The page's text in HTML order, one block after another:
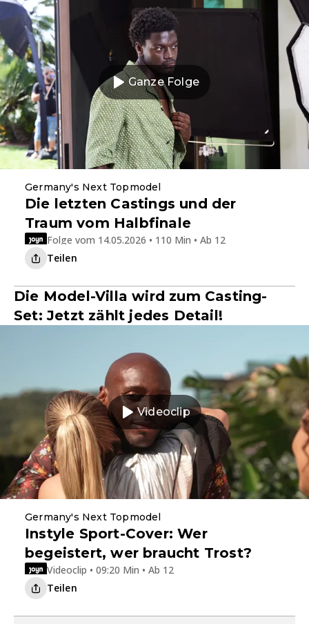
Ganze Folge
Germany's Next Topmodel
Die letzten Castings und der
Traum vom Halbfinale
Folge vom 14.05.2026 • 110 Min • Ab 12
Teilen
Die Model-Villa wird zum Casting-
Set: Jetzt zählt jedes Detail!
Videoclip
Germany's Next Topmodel
Instyle Sport-Cover: Wer
begeistert, wer braucht Trost?
Videoclip • 09:20 Min • Ab 12
Teilen